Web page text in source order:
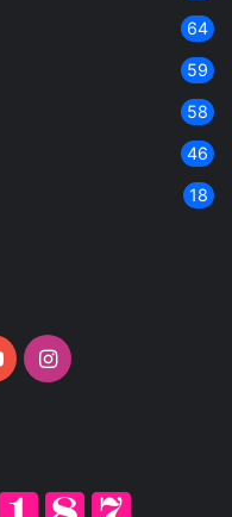
64
59
58
46
18
YouTubeInstagram